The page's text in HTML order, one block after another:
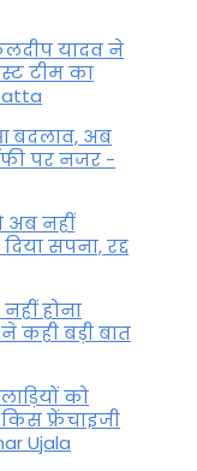
यादव ने
टीम का
बदलाव, अब
पर नजर -
अब नहीं
सपना, रद्द
होना
कही बड़ी बात
को
फ्रेंचाइजी
Ujala